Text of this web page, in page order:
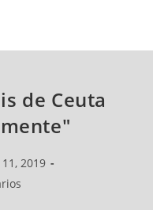
de Ceuta
2019